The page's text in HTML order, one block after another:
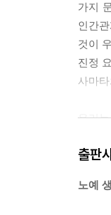
가지
인간
것이
진정
사마
우리
그것
출판
노예